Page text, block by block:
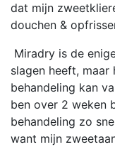
dat mijn
douchen &
Miradry is de
slagen heeft,
behandeling kan
ben over 2 weken
behandeling zo
want mijn